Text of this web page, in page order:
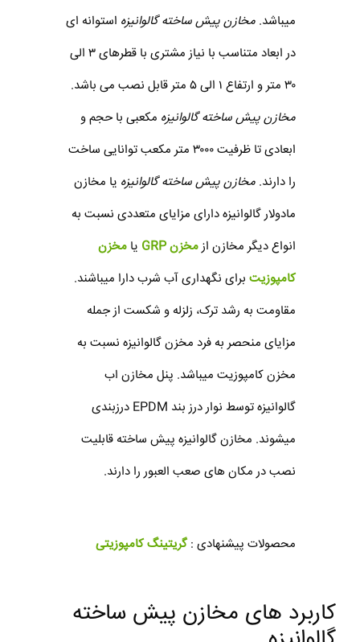
میباشد. مخازن پیش ساخته گالوانیزه استوانه ای
در ابعاد متناسب با نیاز مشتری با قطرهای ۳ الی
۳۰ متر و ارتفاع ۱ الی ۵ متر قابل نصب می باشد.
مخازن پیش ساخته گالوانیزه مکعبی با حجم و
ابعادی تا ظرفیت ۳۰۰۰ متر مکعب توانایی ساخت
را دارند. مخازن پیش ساخته گالوانیزه یا مخازن
مادولار گالوانیزه دارای مزایای متعددی نسبت به
انواع دیگر مخازن ازمخزن GRP یا مخزن
کامپوزیت برای نگهداری آب شرب دارا میباشند.
مقاومت به رشد ترک، زلزله و شکست از جمله
مزایای منحصر به فرد مخزن گالوانیزه نسبت به
مخزن کامپوزیت میباشد. پنل مخازن اب
گالوانیزه توسط نوار درز بند EPDM درزبندی
میشوند. مخازن گالوانیزه پیش ساخته قابلیت
نصب در مکان های صعب العبور را دارند.
محصولات پیشنهادی :گریتینگ کامپوزیتی
کاربرد های مخازن پیش ساخته